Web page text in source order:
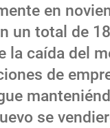
en
un total de
la caída del
de
se